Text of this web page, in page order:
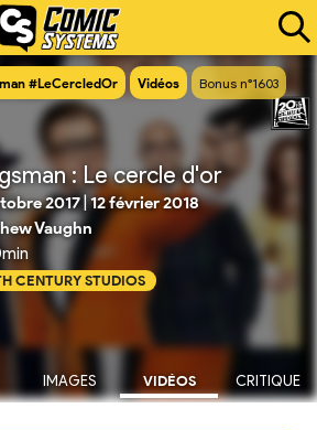
#LeCercledOr Vidéos Bonus n°1603
: Le cercle d'or
2017 |12 février 2018
Vaughn
CENTURY STUDIOS
IMAGES VIDÉOS CRITIQUE